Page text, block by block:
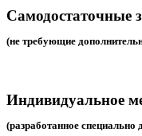
Самодостаточные
(не требующие
Индивидуальное
(разработанное специально